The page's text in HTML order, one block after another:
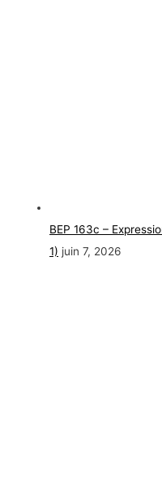
BEP 163c –
1) juin 7, 2026